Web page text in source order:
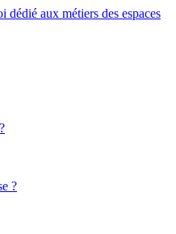
aux métiers des espaces
?